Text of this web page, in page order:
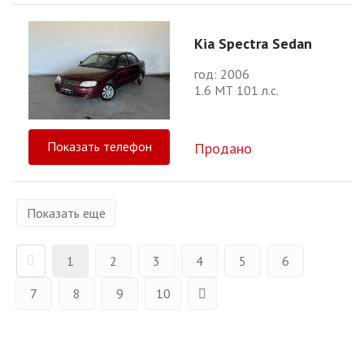
Kia Spectra Sedan
год: 2006
1.6 МТ 101 л.с.
Показать телефон Продано
Показать еще
1 2 3 4 5
6
7
8 9 10